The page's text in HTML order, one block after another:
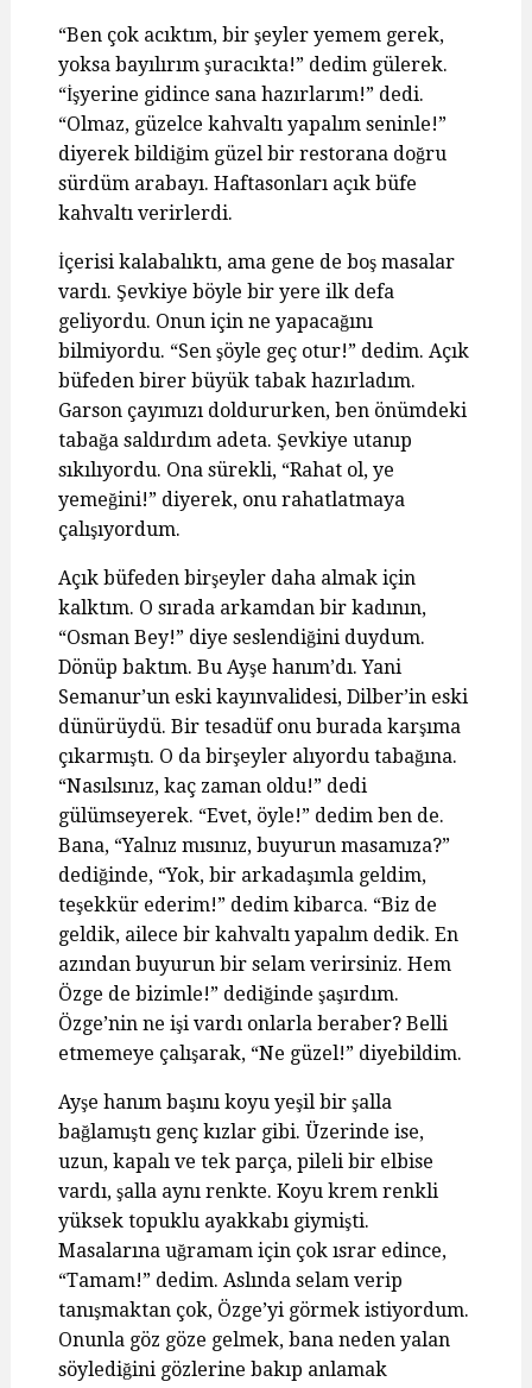
“Ben çok acıktım, bir şeyler yemem gerek,
yoksa bayılırım şuracıkta!” dedim gülerek.
“İşyerine gidince sana hazırlarım!” dedi.
“Olmaz, güzelce kahvaltı yapalım seninle!”
diyerek bildiğim güzel bir restorana doğru
sürdüm arabayı. Haftasonları açık büfe
kahvaltı verirlerdi.
İçerisi kalabalıktı, ama gene de boş masalar
vardı. Şevkiye böyle bir yere ilk defa
geliyordu. Onun için ne yapacağını
bilmiyordu. “Sen şöyle geç otur!” dedim. Açık
büfeden birer büyük tabak hazırladım.
Garson çayımızı doldururken, ben önümdeki
tabağa saldırdım adeta. Şevkiye utanıp
sıkılıyordu. Ona sürekli, “Rahat ol, ye
yemeğini!” diyerek, onu rahatlatmaya
çalışıyordum.
Açık büfeden birşeyler daha almak için
kalktım. O sırada arkamdan bir kadının,
“Osman Bey!” diye seslendiğini duydum.
Dönüp baktım. Bu Ayşe hanım’dı. Yani
Semanur’un eski kayınvalidesi, Dilber’in eski
dünürüydü. Bir tesadüf onu burada karşıma
çıkarmıştı. O da birşeyler alıyordu tabağına.
“Nasılsınız, kaç zaman oldu!” dedi
gülümseyerek. “Evet, öyle!” dedim ben de.
Bana, “Yalnız mısınız, buyurun masamıza?”
dediğinde, “Yok, bir arkadaşımla geldim,
teşekkür ederim!” dedim kibarca. “Biz de
geldik, ailece bir kahvaltı yapalım dedik. En
azından buyurun bir selam verirsiniz. Hem
Özge de bizimle!” dediğinde şaşırdım.
Özge’nin ne işi vardı onlarla beraber? Belli
etmemeye çalışarak, “Ne güzel!” diyebildim.
Ayşe hanım başını koyu yeşil bir şalla
bağlamıştı genç kızlar gibi. Üzerinde ise,
uzun, kapalı ve tek parça, pileli bir elbise
vardı, şalla aynı renkte. Koyu krem renkli
yüksek topuklu ayakkabı giymişti.
Masalarına uğramam için çok ısrar edince,
“Tamam!” dedim. Aslında selam verip
tanışmaktan çok, Özge’yi görmek istiyordum.
Onunla göz göze gelmek, bana neden yalan
söylediğini gözlerine bakıp anlamak